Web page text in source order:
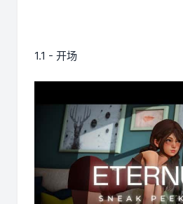
1.1 - 开场